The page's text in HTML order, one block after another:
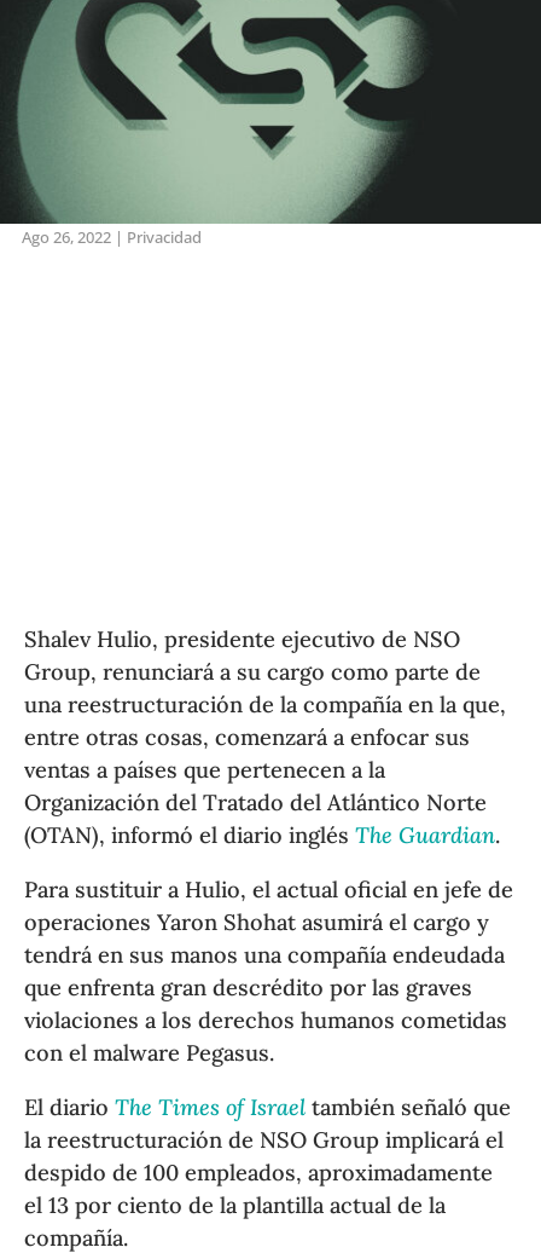
Ago 26, 2022| Privacidad
Shalev Hulio, presidente ejecutivo de NSO
Group, renunciará a su cargo como parte de
una reestructuración de la compañía en la que,
entre otras cosas, comenzará a enfocar sus
ventas a países que pertenecen a la
Organización del Tratado del Atlántico Norte
(OTAN), informó el diario inglésThe Guardian.
Para sustituir a Hulio, el actual oficial en jefe de
operaciones Yaron Shohat asumirá el cargo y
tendrá en sus manos una compañía endeudada
que enfrenta gran descrédito por las graves
violaciones a los derechos humanos cometidas
con el malware Pegasus.
El diarioThe Times of Israel también señaló que
la reestructuración de NSO Group implicará el
despido de 100 empleados, aproximadamente
el 13 por ciento de la plantilla actual de la
compañía.